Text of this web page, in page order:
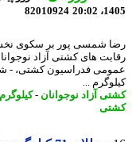
82010924
های کشتی آزاد نوجوانان
...
آزاد نوجوانان-کیلوگرم-